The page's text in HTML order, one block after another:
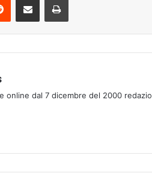
online dal 7 dicembre del 2000